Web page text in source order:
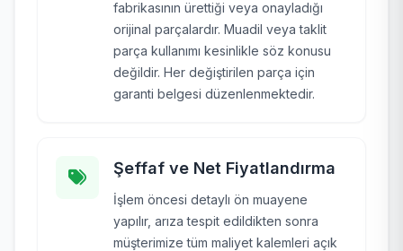
fabrikasının ürettiği veya onayladığı
orijinal parçalardır. Muadil veya taklit
parça kullanımı kesinlikle söz konusu
değildir. Her değiştirilen parça için
garanti belgesi düzenlenmektedir.
Şeffaf ve Net Fiyatlandırma
İşlem öncesi detaylı ön muayene
yapılır, arıza tespit edildikten sonra
müşterimize tüm maliyet kalemleri açık